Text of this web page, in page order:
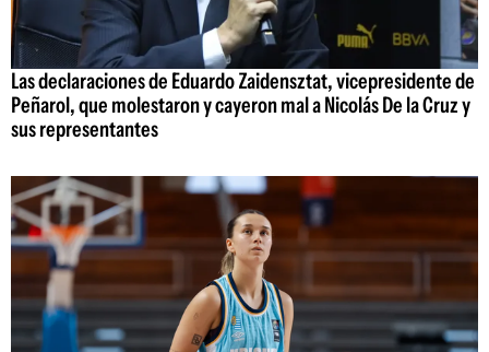
Las declaraciones de Eduardo Zaidensztat, vicepresidente de
Peñarol, que molestaron y cayeron mal a Nicolás De la Cruz y
sus representantes